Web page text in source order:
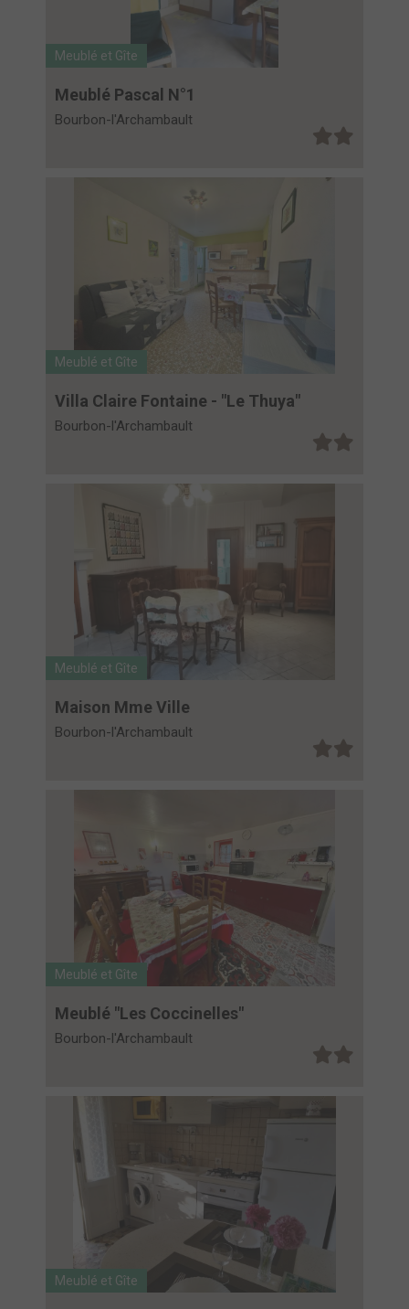
Meublé et Gîte
Meublé Pascal N°1
Bourbon-l'Archambault
Meublé et Gîte
Villa Claire Fontaine - "Le Thuya"
Bourbon-l'Archambault
Meublé et Gîte
Maison Mme Ville
Bourbon-l'Archambault
Meublé et Gîte
Meublé "Les Coccinelles"
Bourbon-l'Archambault
Meublé et Gîte